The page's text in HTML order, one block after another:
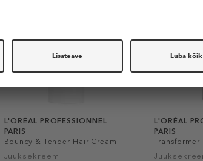
L'ORÉAL PROFESSIONNEL
PARIS
Bouncy & Tender Hair Cream
Juuksekreem
L'ORÉAL
PARIS